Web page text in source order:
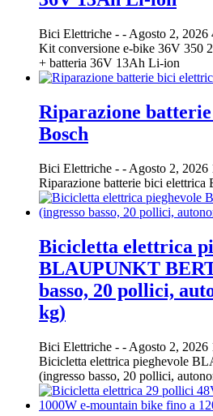
Bici Elettriche - - Agosto 2, 2026
Kit conversione e-bike 36V 350
+ batteria 36V 13Ah Li-ion
Riparazione
Bosch
Bici Elettriche - - Agosto 2, 2026
Riparazione batterie bici elettrica
Bicicletta elettrica
BLAUPUNKT
basso, 20 pollici,
kg)
Bici Elettriche - - Agosto 2, 2026
Bicicletta elettrica pieghevole
(ingresso basso, 20 pollici,